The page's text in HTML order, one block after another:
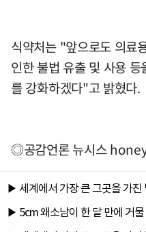
식약처는 "앞으로도 의료
인한 불법 유출 및 사용
를 강화하겠다"고 밝혔다.
◎공감언론 뉴시스